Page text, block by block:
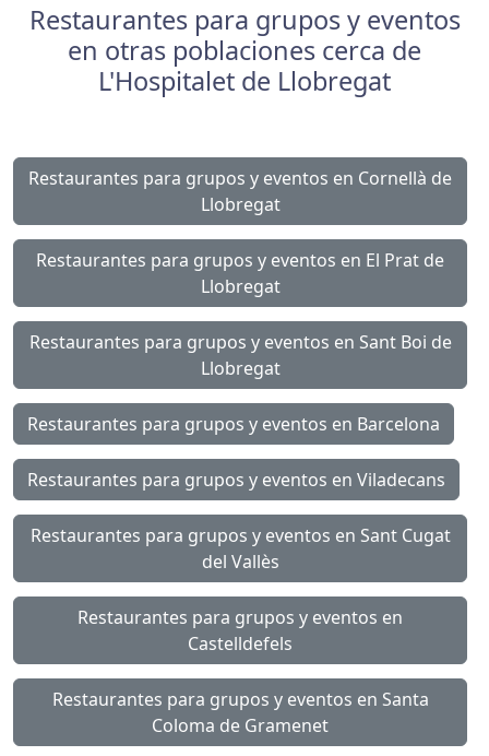
Restaurantes para grupos y eventos
en otras poblaciones cerca de
L'Hospitalet de Llobregat
Restaurantes para grupos y eventos en Cornellà de
Llobregat
Restaurantes para grupos y eventos en El Prat de
Llobregat
Restaurantes para grupos y eventos en Sant Boi de
Llobregat
Restaurantes para grupos y eventos en Barcelona
Restaurantes para grupos y eventos en Viladecans
Restaurantes para grupos y eventos en Sant Cugat
del Vallès
Restaurantes para grupos y eventos en
Castelldefels
Restaurantes para grupos y eventos en Santa
Coloma de Gramenet